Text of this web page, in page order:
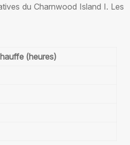
du Charnwood Island I. Les
(heures)